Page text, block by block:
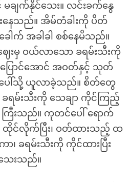
ချက်နိုင်သေး။ လင်းခက်နွေ
ေသည်။ အိမ်တံခါးကို ပိတ်
ါက် အခါခါ စစ်နေမိသည်။
ေးမှ ဝယ်လာသော ခရမ်းသီးကို
ောင်အောင် အဝတ်နှင့် သုတ်
ေါ်သို့ ယူလာခဲ့သည်။ စိတ်တွေ
ရမ်းသီးကို သေချာ ကိုင်ကြည့်
ြီးသည်။ ကုတင်ပေါ် ရောက်
ထိုင်လိုက်ပြီး၊ ဝတ်ထားသည့် ထ
ခရမ်းသီးကို ကိုင်ထားပြီး
သေးသည်။